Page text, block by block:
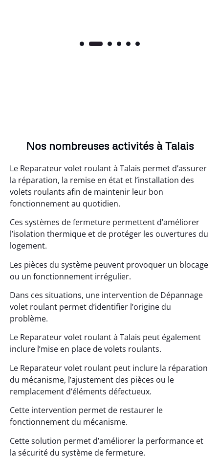
Nos nombreuses activités à Talais
Le Reparateur volet roulant à Talais permet d’assurer
la réparation, la remise en état et l’installation des
volets roulants afin de maintenir leur bon
fonctionnement au quotidien.
Ces systèmes de fermeture permettent d’améliorer
l’isolation thermique et de protéger les ouvertures du
logement.
Les pièces du système peuvent provoquer un blocage
ou un fonctionnement irrégulier.
Dans ces situations, une intervention de Dépannage
volet roulant permet d’identifier l’origine du
problème.
Le Reparateur volet roulant à Talais peut également
inclure l’mise en place de volets roulants.
Le Reparateur volet roulant peut inclure la réparation
du mécanisme, l’ajustement des pièces ou le
remplacement d’éléments défectueux.
Cette intervention permet de restaurer le
fonctionnement du mécanisme.
Cette solution permet d’améliorer la performance et
la sécurité du système de fermeture.